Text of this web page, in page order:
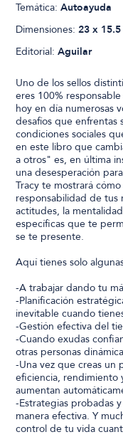
Temática:Autoayuda
Dimensiones:23 x 15.5
Editorial:Aguilar
Uno de los sellos
eres 100%
hoy en día numerosas
desafíos que enfrentas
condiciones sociales
en este libro que
a otros" es, en última
una desesperación
Tracy te mostrará
responsabilidad de tus
actitudes, la
específicas que te
se te presente.
Aquí tienes solo
-A trabajar dando tu
-Planificación
inevitable cuando
-Gestión efectiva del
-Cuando exudas
otras personas
-Una vez que creas un
eficiencia, rendimiento
aumentan
-Estrategias probadas
manera efectiva. Y
control de tu vida